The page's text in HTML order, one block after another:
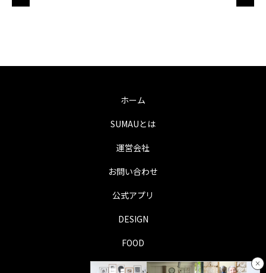
×
ホーム
SUMAUとは
運営会社
お問い合わせ
公式アプリ
DESIGN
FOOD
LIFE